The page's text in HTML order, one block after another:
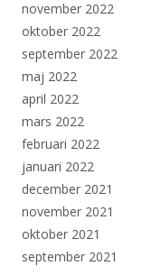
november 2022
oktober 2022
september 2022
maj 2022
april 2022
mars 2022
februari 2022
januari 2022
december 2021
november 2021
oktober 2021
september 2021